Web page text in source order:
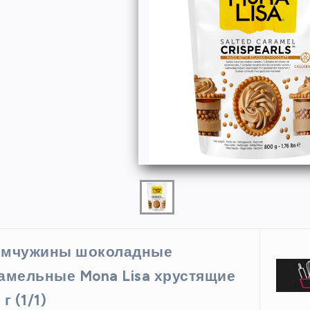
форма
х 6 см
Силиконовая форма для
выпечки 9 ячеек,
шоколадные
Mona Lisa хрустящие
(1/1)